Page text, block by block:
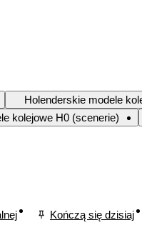
Holenderskie modele
kolejowe H0 (scenerie)
Kończą się dzisiaj